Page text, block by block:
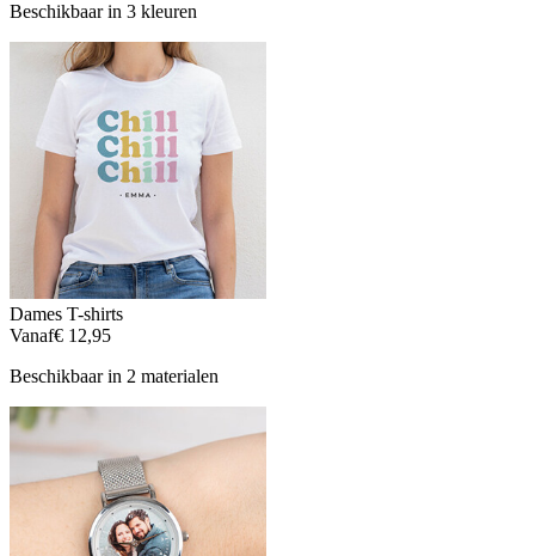
Beschikbaar in 3 kleuren
Dames T-shirts
Vanaf€ 12,95
Beschikbaar in 2 materialen